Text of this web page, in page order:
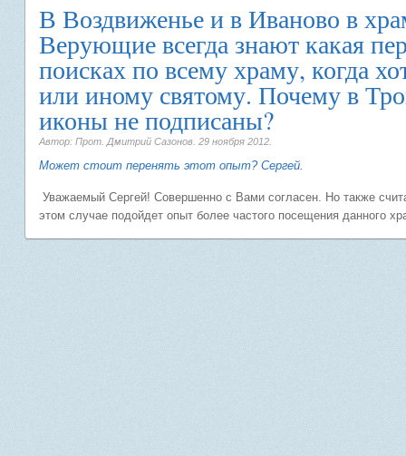
В Воздвиженье и в Иваново в
Верующие всегда знают какая
поисках по всему храму, когда
или иному святому. Почему в
иконы не подписаны?
Автор: Прот. Дмитрий Сазонов. 29 ноября 2012
Может стоит перенять этот опыт? Сергей.
Уважаемый Сергей! Совершенно с Вами согласен. Но также
этом случае подойдет опыт более частого посещения данного